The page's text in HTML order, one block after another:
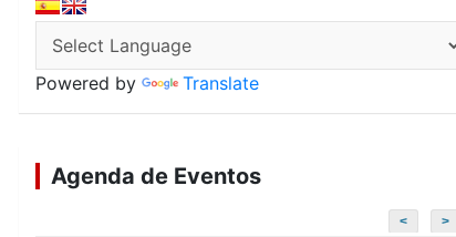
Powered by Translate
Agenda de Eventos
< >